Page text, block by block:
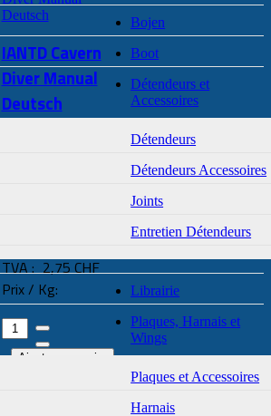
IANTD Cavern
Diver Manual
Deutsch
TVA : 2,75 CHF
Prix / Kg:
Bojen
Boot
Détendeurs et
Accessoires
Détendeurs
Détendeurs Accessoires
Joints
Entretien Détendeurs
Librairie
Plaques, Harnais et
Wings
Plaques et Accessoires
Harnais